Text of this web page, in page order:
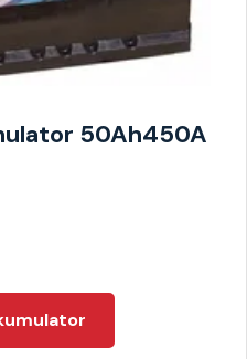
50Ah450A